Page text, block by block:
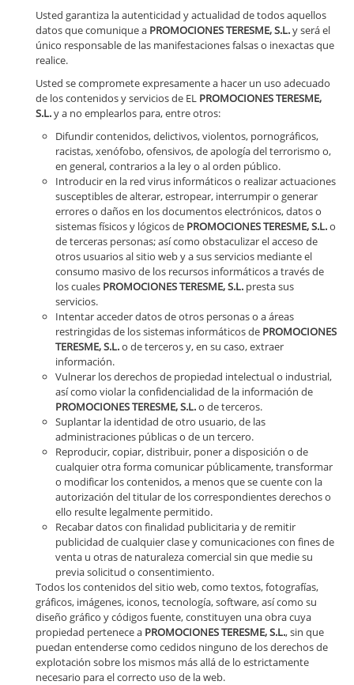
Usted garantiza la autenticidad y actualidad de todos aquellos
datos que comunique a PROMOCIONES TERESME, S.L.y será el
único responsable de las manifestaciones falsas o inexactas que
realice.
Usted se compromete expresamente a hacer un uso adecuado
de los contenidos y servicios de EL PROMOCIONES TERESME,
S.L.y a no emplearlos para, entre otros:
Difundir contenidos, delictivos, violentos, pornográficos,
racistas, xenófobo, ofensivos, de apología del terrorismo o,
en general, contrarios a la ley o al orden público.
Introducir en la red virus informáticos o realizar actuaciones
susceptibles de alterar, estropear, interrumpir o generar
errores o daños en los documentos electrónicos, datos o
sistemas físicos y lógicos de PROMOCIONES TERESME, S.L.o
de terceras personas; así como obstaculizar el acceso de
otros usuarios al sitio web y a sus servicios mediante el
consumo masivo de los recursos informáticos a través de
los cuales PROMOCIONES TERESME, S.L. presta sus
servicios.
Intentar acceder datos de otros personas o a áreas
restringidas de los sistemas informáticos de PROMOCIONES
TERESME, S.L.o de terceros y, en su caso, extraer
información.
Vulnerar los derechos de propiedad intelectual o industrial,
así como violar la confidencialidad de la información de
PROMOCIONES TERESME, S.L.o de terceros.
Suplantar la identidad de otro usuario, de las
administraciones públicas o de un tercero.
Reproducir, copiar, distribuir, poner a disposición o de
cualquier otra forma comunicar públicamente, transformar
o modificar los contenidos, a menos que se cuente con la
autorización del titular de los correspondientes derechos o
ello resulte legalmente permitido.
Recabar datos con finalidad publicitaria y de remitir
publicidad de cualquier clase y comunicaciones con fines de
venta u otras de naturaleza comercial sin que medie su
previa solicitud o consentimiento.
Todos los contenidos del sitio web, como textos, fotografías,
gráficos, imágenes, iconos, tecnología, software, así como su
diseño gráfico y códigos fuente, constituyen una obra cuya
propiedad pertenece a PROMOCIONES TERESME, S.L., sin que
puedan entenderse como cedidos ninguno de los derechos de
explotación sobre los mismos más allá de lo estrictamente
necesario para el correcto uso de la web.